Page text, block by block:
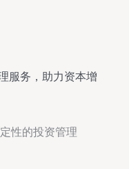
服务，助力资本增